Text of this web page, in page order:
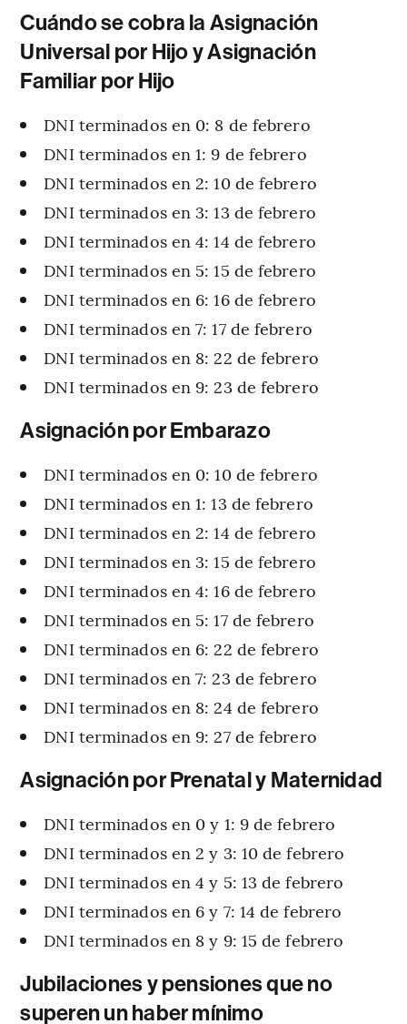
Cuándo se cobra la Asignación
Universal por Hijo y Asignación
Familiar por Hijo
DNI terminados en 0: 8 de febrero
DNI terminados en 1: 9 de febrero
DNI terminados en 2: 10 de febrero
DNI terminados en 3: 13 de febrero
DNI terminados en 4: 14 de febrero
DNI terminados en 5: 15 de febrero
DNI terminados en 6: 16 de febrero
DNI terminados en 7: 17 de febrero
DNI terminados en 8: 22 de febrero
DNI terminados en 9: 23 de febrero
Asignación por Embarazo
DNI terminados en 0: 10 de febrero
DNI terminados en 1: 13 de febrero
DNI terminados en 2: 14 de febrero
DNI terminados en 3: 15 de febrero
DNI terminados en 4: 16 de febrero
DNI terminados en 5: 17 de febrero
DNI terminados en 6: 22 de febrero
DNI terminados en 7: 23 de febrero
DNI terminados en 8: 24 de febrero
DNI terminados en 9: 27 de febrero
Asignación por Prenatal y Maternidad
DNI terminados en 0 y 1: 9 de febrero
DNI terminados en 2 y 3: 10 de febrero
DNI terminados en 4 y 5: 13 de febrero
DNI terminados en 6 y 7: 14 de febrero
DNI terminados en 8 y 9: 15 de febrero
Jubilaciones y pensiones que no
superen un haber mínimo